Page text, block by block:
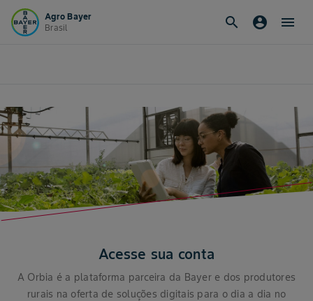
Agro Bayer
Brasil
search account_circle menu
Acesse sua conta
A Orbia é a plataforma parceira da Bayer e dos produtores
rurais na oferta de soluções digitais para o dia a dia no
Login - Agro Bayer